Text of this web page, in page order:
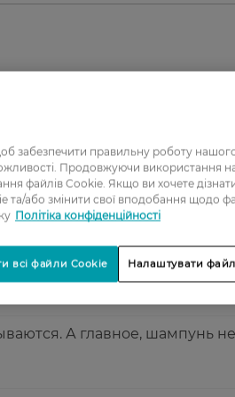
3
4
5
отличный запах,
А главное, шампунь
забезпечити правильну роботу
Продовжуючи використання
файлів Cookie. Якщо ви хочете
та/або змінити свої вподобання щодо
Політіка конфіденційності
Налаштувати
всі файли Cookie